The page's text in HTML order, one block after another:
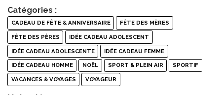
Catégories :
CADEAU DE FÊTE & ANNIVERSAIRE FÊTE DES MÈRES
FÊTE DES PÈRES IDÉE CADEAU ADOLESCENT
IDÉE CADEAU ADOLESCENTE IDÉE CADEAU FEMME
IDÉE CADEAU HOMME NOËL SPORT & PLEIN AIR SPORTIF
VACANCES & VOYAGES VOYAGEUR